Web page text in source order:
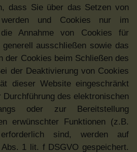
dass Sie über das Setzen von
werden und Cookies nur im
Annahme von Cookies für
ausschließen sowie das
der Cookies beim Schließen des
der Deaktivierung von Cookies
dieser Website eingeschränkt
des elektronischen
oder zur Bereitstellung
erwünschter Funktionen (z.B.
erforderlich sind, werden auf
1 lit. f DSGVO gespeichert.